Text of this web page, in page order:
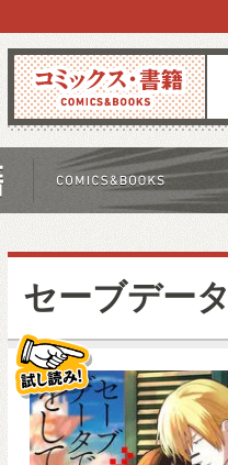
コミックス 雑
セーブデー
試し読み！